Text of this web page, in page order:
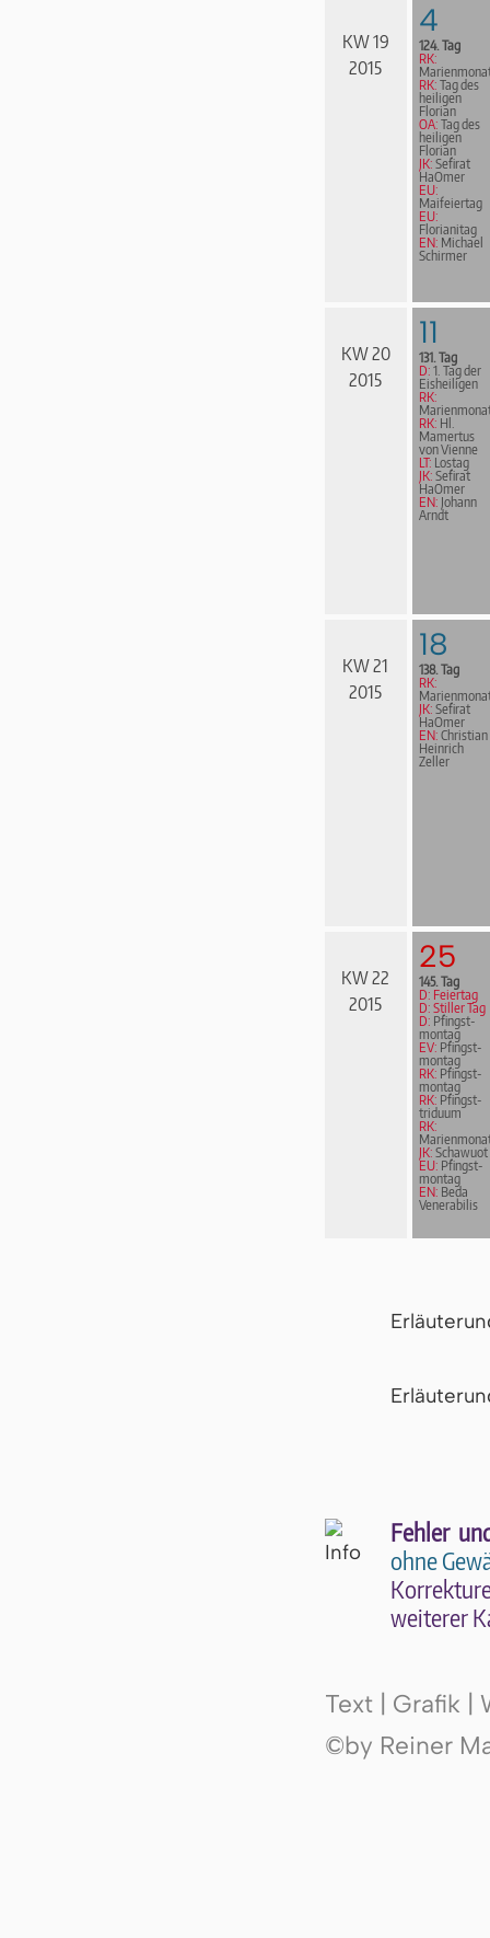
KW 19
2015
4
124. Tag
RK:
RK: Tag des
heiligen
Florian
OA: Tag des
heiligen
Florian
JK: Sefirat
HaOmer
EU:
Maifeiertag
EU:
Florianitag
EN: Michael
Schirmer
KW 20
2015
11
131. Tag
D: 1. Tag der
Eisheiligen
RK:
RK: Hl.
Mamertus
von Vienne
LT: Lostag
JK: Sefirat
HaOmer
EN: Johann
Arndt
KW 21
2015
18
138. Tag
RK:
JK: Sefirat
HaOmer
EN: Christian
Heinrich
Zeller
KW 22
2015
25
145. Tag
D: Feiertag
D: Stiller Tag
D: Pfingst­
mon­tag
EV: Pfingst­
mon­tag
RK: Pfingst­
mon­tag
RK: Pfingst­
tri­du­um
RK:
JK: Schawuot
EU: Pfingst­
mon­tag
EN: Beda
Venerabilis
Fehler
ohne
wei­te­rer
Text | Grafik |
©by Reiner